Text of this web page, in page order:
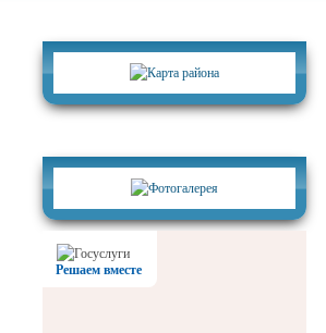
Решаем вместе